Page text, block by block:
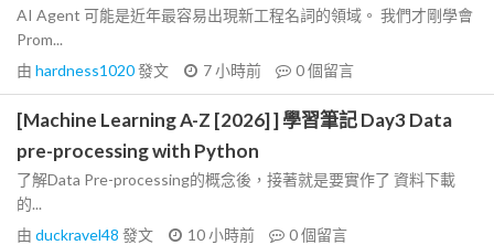
AI Agent 可能是近年最容易出現新工程名詞的領域。 我們才剛學會
Prom...
由 hardness1020發文 7 小時前 0個留言
[Machine Learning A-Z [2026] ] 學習筆記 Day3 Data
pre-processing with Python
了解Data Pre-processing的概念後，接著就是要實作了 資料下載
的...
由 duckravel48 發文 10 小時前 0個留言